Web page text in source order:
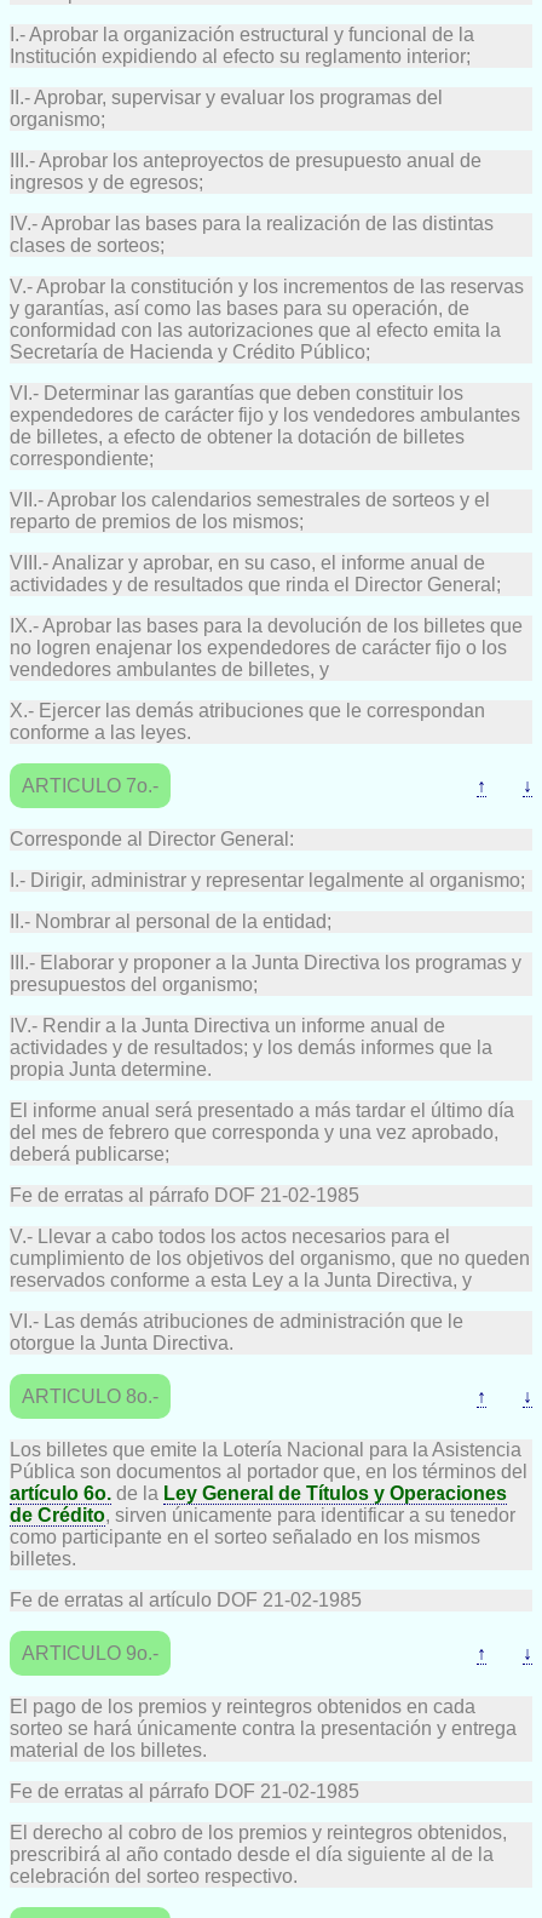
I.- Aprobar la organización estructural y funcional de la
Institución expidiendo al efecto su reglamento interior;
II.- Aprobar, supervisar y evaluar los programas del
organismo;
III.- Aprobar los anteproyectos de presupuesto anual de
ingresos y de egresos;
IV.- Aprobar las bases para la realización de las distintas
clases de sorteos;
V.- Aprobar la constitución y los incrementos de las reservas
y garantías, así como las bases para su operación, de
conformidad con las autorizaciones que al efecto emita la
Secretaría de Hacienda y Crédito Público;
VI.- Determinar las garantías que deben constituir los
expendedores de carácter fijo y los vendedores ambulantes
de billetes, a efecto de obtener la dotación de billetes
correspondiente;
VII.- Aprobar los calendarios semestrales de sorteos y el
reparto de premios de los mismos;
VIII.- Analizar y aprobar, en su caso, el informe anual de
actividades y de resultados que rinda el Director General;
IX.- Aprobar las bases para la devolución de los billetes que
no logren enajenar los expendedores de carácter fijo o los
vendedores ambulantes de billetes, y
X.- Ejercer las demás atribuciones que le correspondan
conforme a las leyes.
ARTICULO 7o.- ↑ ↓
Corresponde al Director General:
I.- Dirigir, administrar y representar legalmente al organismo;
II.- Nombrar al personal de la entidad;
III.- Elaborar y proponer a la Junta Directiva los programas y
presupuestos del organismo;
IV.- Rendir a la Junta Directiva un informe anual de
actividades y de resultados; y los demás informes que la
propia Junta determine.
El informe anual será presentado a más tardar el último día
del mes de febrero que corresponda y una vez aprobado,
deberá publicarse;
Fe de erratas al párrafo DOF 21-02-1985
V.- Llevar a cabo todos los actos necesarios para el
cumplimiento de los objetivos del organismo, que no queden
reservados conforme a esta Ley a la Junta Directiva, y
VI.- Las demás atribuciones de administración que le
otorgue la Junta Directiva.
ARTICULO 8o.- ↑ ↓
Los billetes que emite la Lotería Nacional para la Asistencia
Pública son documentos al portador que, en los términos del
artículo 6o. de la Ley General de Títulos y Operaciones
de Crédito, sirven únicamente para identificar a su tenedor
como participante en el sorteo señalado en los mismos
billetes.
Fe de erratas al artículo DOF 21-02-1985
ARTICULO 9o.- ↑ ↓
El pago de los premios y reintegros obtenidos en cada
sorteo se hará únicamente contra la presentación y entrega
material de los billetes.
Fe de erratas al párrafo DOF 21-02-1985
El derecho al cobro de los premios y reintegros obtenidos,
prescribirá al año contado desde el día siguiente al de la
celebración del sorteo respectivo.